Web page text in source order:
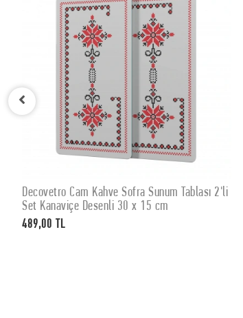
SEPETE EKLE
Decovetro Cam Kahve Sofra Sunum Tablası 2'li
Set Kanaviçe Desenli 30 x 15 cm
489,00 TL